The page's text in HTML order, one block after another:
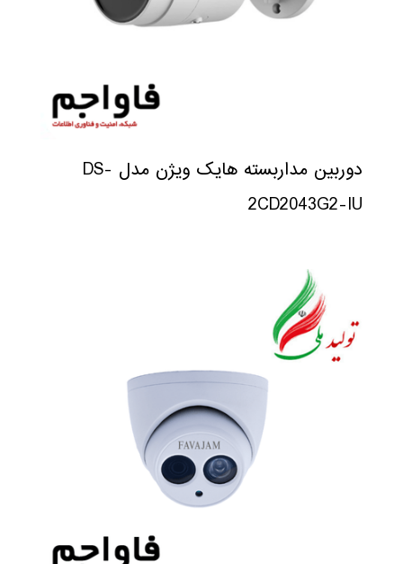
دوربین مداربسته هایک ویژن مدل DS-
2CD2043G2-IU